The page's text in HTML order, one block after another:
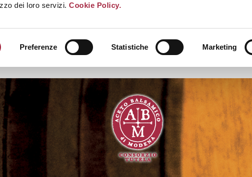
dei loro servizi.Cookie Policy.
Preferenze Statistiche Marketing